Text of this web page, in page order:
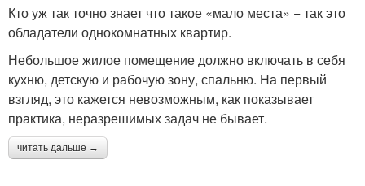
Кто уж так точно знает что такое «мало места» − так это
обладатели однокомнатных квартир.
Небольшое жилое помещение должно включать в себя
кухню, детскую и рабочую зону, спальню. На первый
взгляд, это кажется невозможным, как показывает
практика, неразрешимых задач не бывает.
читать дальше →